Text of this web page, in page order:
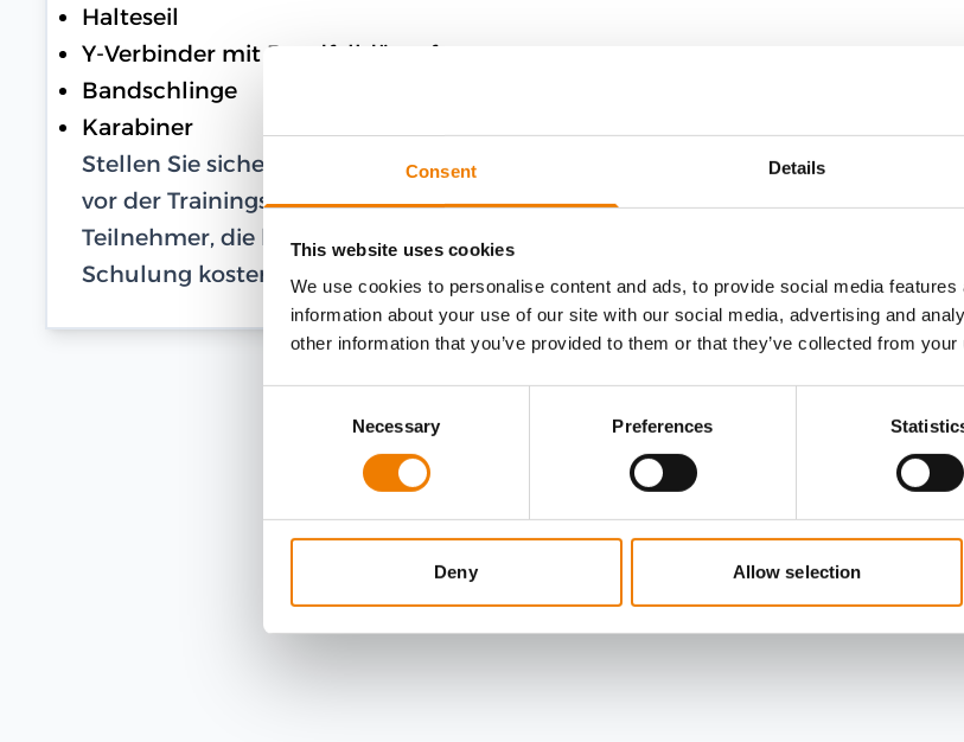
Consent Details
This website uses cookies
We use cookies to personalise content and ads, to provide social media
information about your use of our site with our social media, advertising and
other information that you’ve provided to them or that they’ve collected from
Necessary Preferences
Deny Allow selection
Halteseil
Y-Verbinder mit Bandfalldämpfer
Bandschlinge
Karabiner
Stellen Sie sicher, dass Ihre PSAgA in einwandfreiem Zustand ist, und legen Sie
vor der Trainingsteilnahme einen Nachweis über die letzte Prüfung vor.
Teilnehmer, die keine eigene PSAgA besitzen, erhalten für die Dauer der
Schulung kostenlos Leihausrüstung.